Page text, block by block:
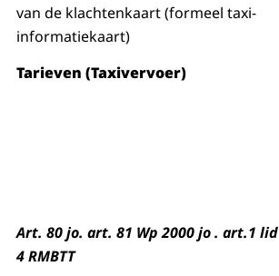
van de klachtenkaart (formeel taxi-
informatiekaart)
Tarieven (Taxivervoer)
Art. 80 jo. art. 81 Wp 2000 jo . art.1 lid
4 RMBTT